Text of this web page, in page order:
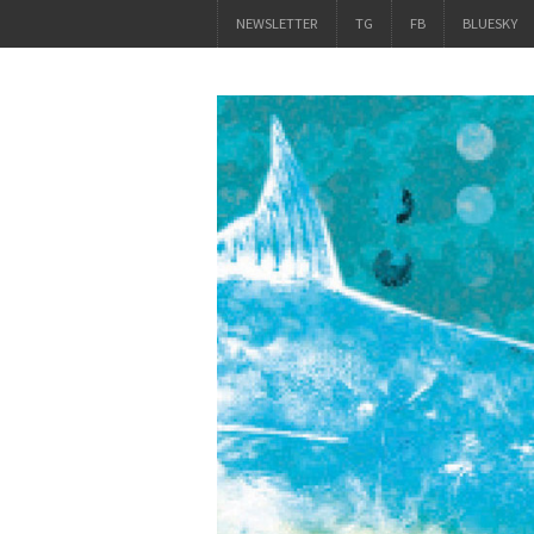
NEWSLETTER TG FB BLUESKY